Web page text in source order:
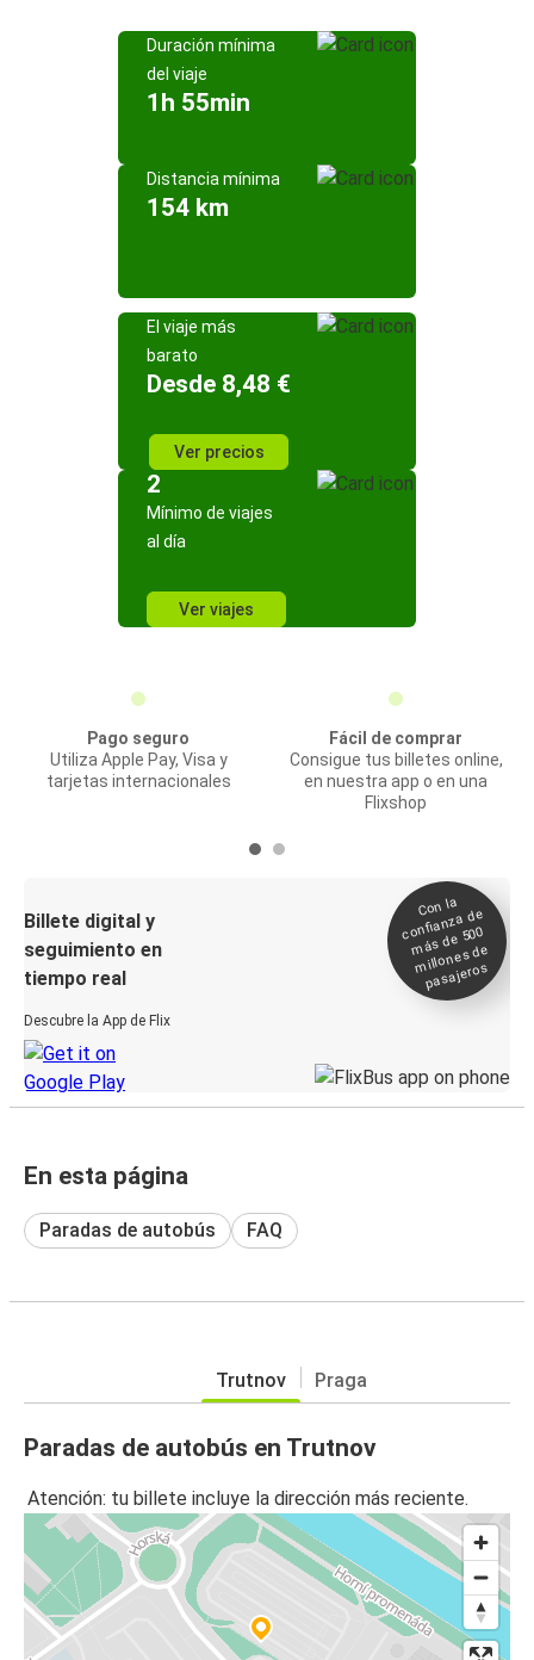
Duración mínima
del viaje
1h 55min
Distancia mínima
154 km
El viaje más
barato
Desde 8,48 €
Ver precios
2
Mínimo de viajes
al día
Ver viajes
Pago seguro
Utiliza Apple Pay, Visa y
tarjetas internacionales
Fácil de comprar
Consigue tus billetes online,
en nuestra app o en una
Flixshop
Billete digital y
seguimiento en
tiempo real
Descubre la App de Flix
Con la
confianza de
más de 500
millones de
pasajeros
En esta página
Paradas de autobús FAQ
Trutnov Praga
Paradas de autobús en Trutnov
Atención: tu billete incluye la dirección más reciente.